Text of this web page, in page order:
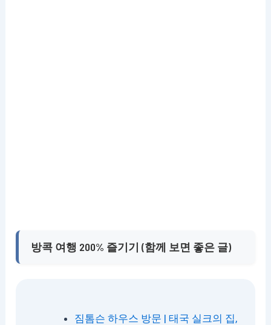
방콕 여행 200% 즐기기 (함께 보면 좋은 글)
짐톰슨 하우스 방문 | 태국 실크의 집,